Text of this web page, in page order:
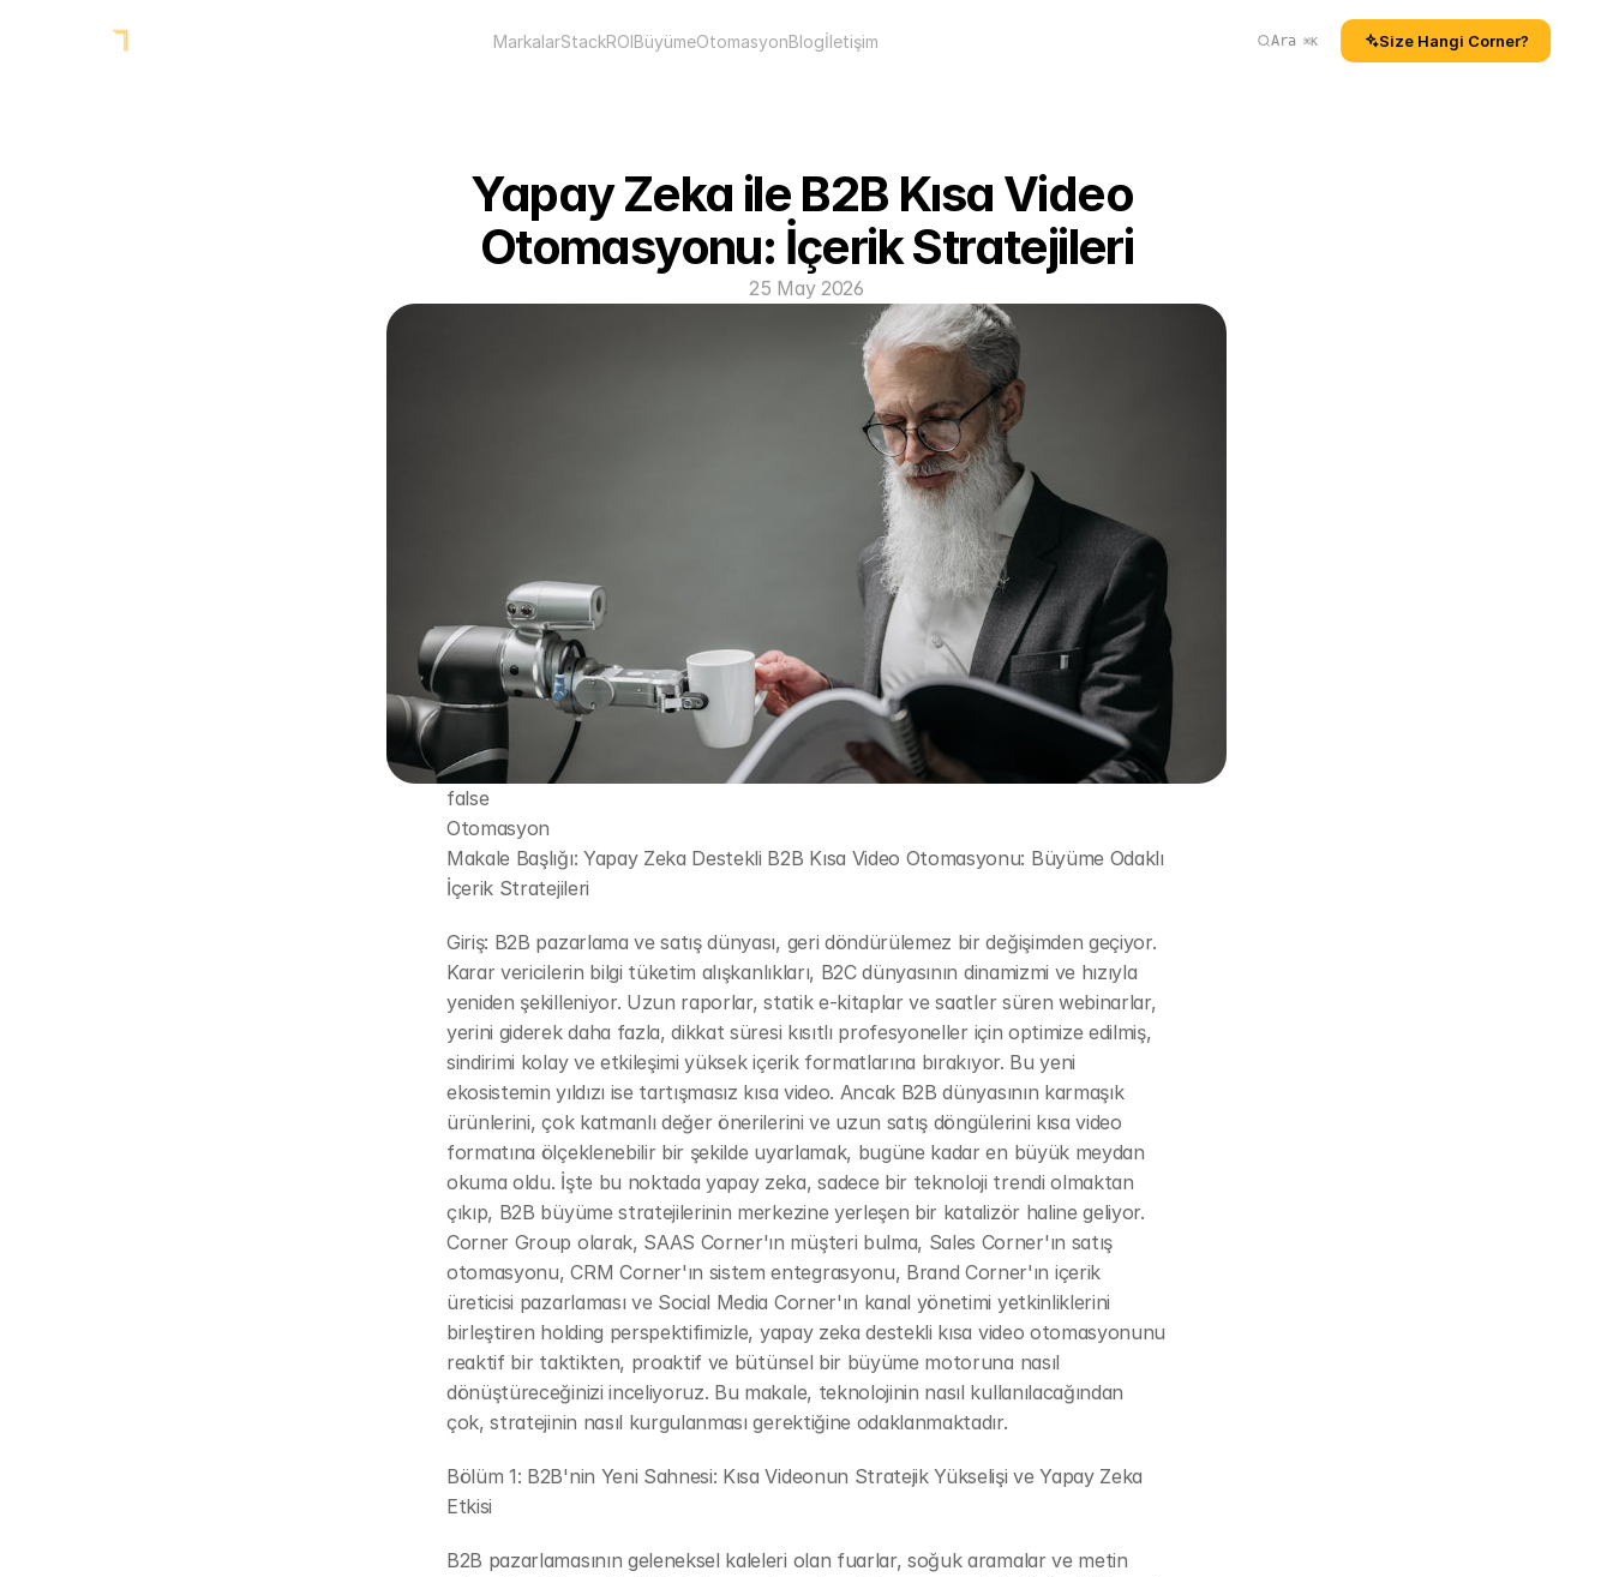
MarkalarStackROIBüyümeOtomasyonBlogİletişim Ara ⌘K Size Hangi Corner?
Yapay Zeka ile B2B Kısa Video
Otomasyonu: İçerik Stratejileri
25 May 2026
false
Otomasyon
Makale Başlığı: Yapay Zeka Destekli B2B Kısa Video Otomasyonu: Büyüme Odaklı
İçerik Stratejileri
Giriş: B2B pazarlama ve satış dünyası, geri döndürülemez bir değişimden geçiyor.
Karar vericilerin bilgi tüketim alışkanlıkları, B2C dünyasının dinamizmi ve hızıyla
yeniden şekilleniyor. Uzun raporlar, statik e-kitaplar ve saatler süren webinarlar,
yerini giderek daha fazla, dikkat süresi kısıtlı profesyoneller için optimize edilmiş,
sindirimi kolay ve etkileşimi yüksek içerik formatlarına bırakıyor. Bu yeni
ekosistemin yıldızı ise tartışmasız kısa video. Ancak B2B dünyasının karmaşık
ürünlerini, çok katmanlı değer önerilerini ve uzun satış döngülerini kısa video
formatına ölçeklenebilir bir şekilde uyarlamak, bugüne kadar en büyük meydan
okuma oldu. İşte bu noktada yapay zeka, sadece bir teknoloji trendi olmaktan
çıkıp, B2B büyüme stratejilerinin merkezine yerleşen bir katalizör haline geliyor.
Corner Group olarak, SAAS Corner'ın müşteri bulma, Sales Corner'ın satış
otomasyonu, CRM Corner'ın sistem entegrasyonu, Brand Corner'ın içerik
üreticisi pazarlaması ve Social Media Corner'ın kanal yönetimi yetkinliklerini
birleştiren holding perspektifimizle, yapay zeka destekli kısa video otomasyonunu
reaktif bir taktikten, proaktif ve bütünsel bir büyüme motoruna nasıl
dönüştüreceğinizi inceliyoruz. Bu makale, teknolojinin nasıl kullanılacağından
çok, stratejinin nasıl kurgulanması gerektiğine odaklanmaktadır.
Bölüm 1: B2B'nin Yeni Sahnesi: Kısa Videonun Stratejik Yükselişi ve Yapay Zeka
Etkisi
B2B pazarlamasının geleneksel kaleleri olan fuarlar, soğuk aramalar ve metin